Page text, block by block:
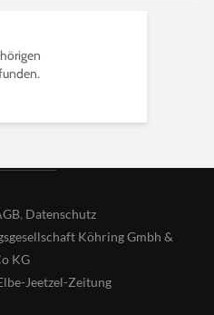
, Datenschutz
Köhring Gmbh &
KG
Jeetzel-Zeitung